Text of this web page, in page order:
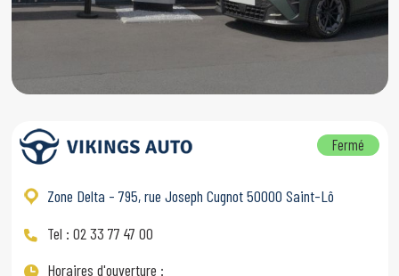
Zone Delta - 795, rue Joseph Cugnot 50000 Saint-Lô
Fermé
Tel : 02 33 77 47 00
Horaires d'ouverture :